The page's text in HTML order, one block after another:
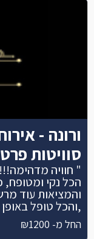
ורונה -
סוויטות
" חוויה
הכל נקי
והמציאות עוד
,והכל טופל באופן
החל מ- ₪1200